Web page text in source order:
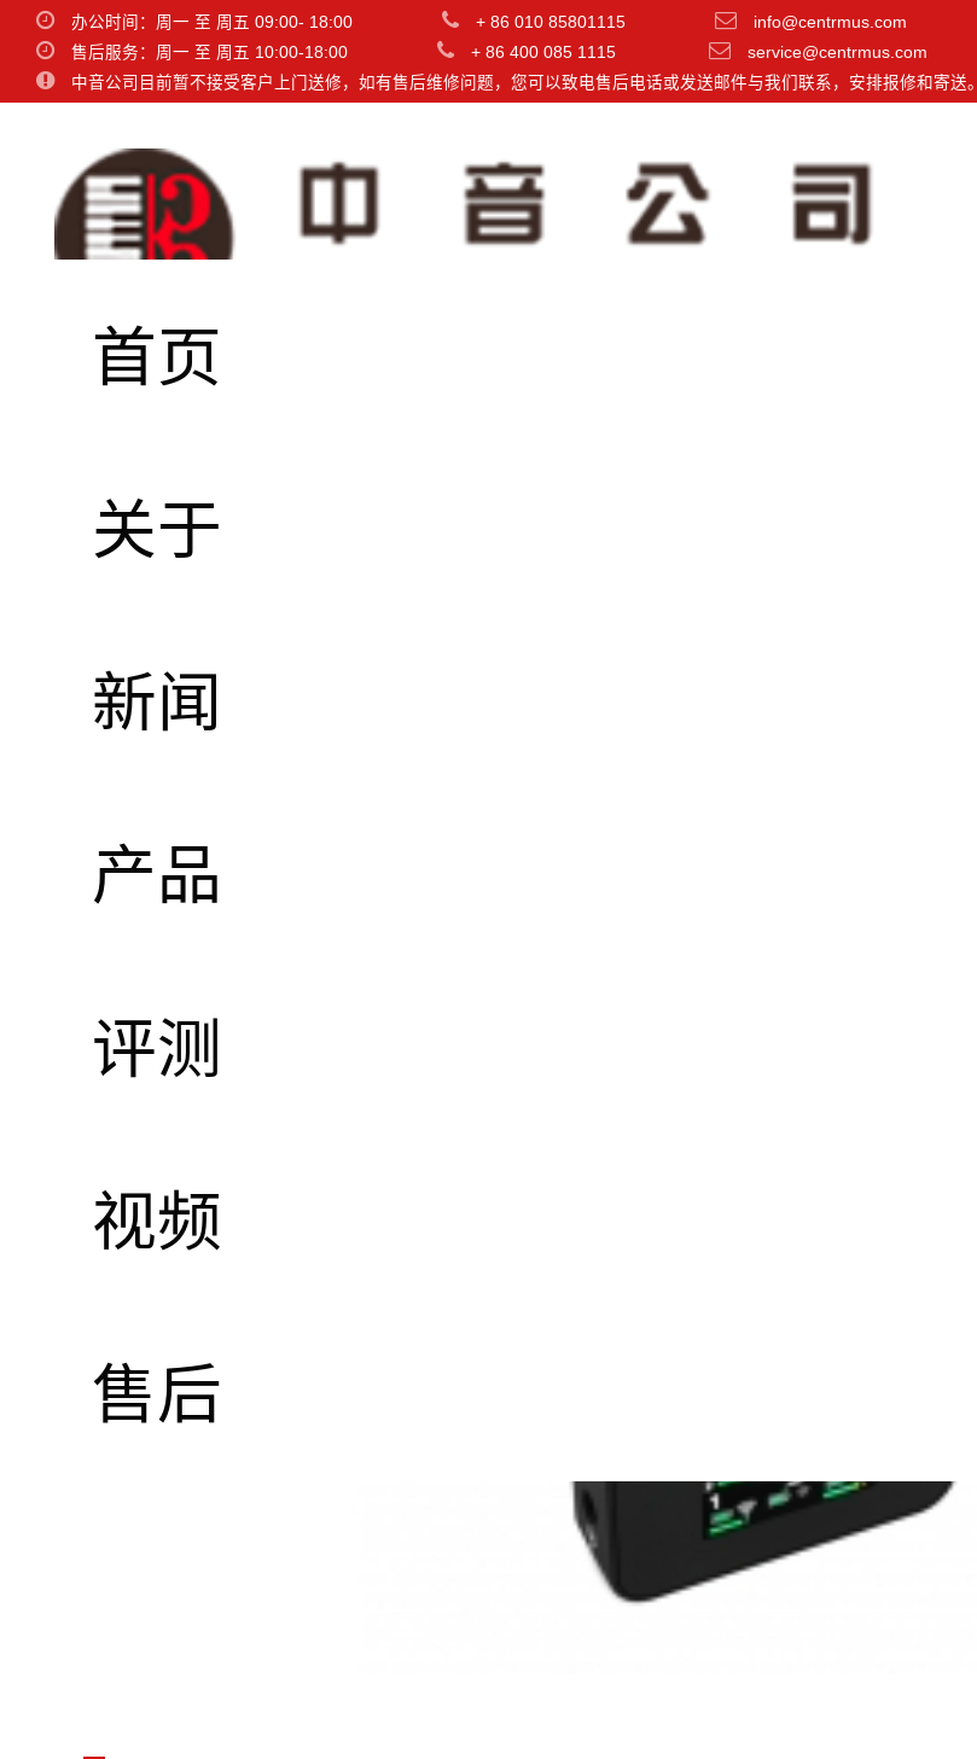
办公时间：周一 至 周五 09:00- 18:00 + 86 010 85801115 info@centrmus.com
售后服务：周一 至 周五 10:00-18:00
+ 86 400 085 1115
service@centrmus.com
中音公司目前暂不接受客户上门送修，如有售后维修问题，您可以致电售后电话或发送邮件与我们联系，安排报修和寄送。
首页
关于
新闻
产品
评测
视频
售后